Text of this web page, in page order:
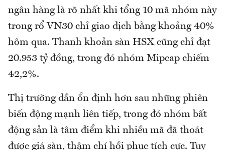
ngân hàng là rõ nhất khi tổng 10 mã nhóm này
trong rổ VN30 chỉ giao dịch bằng khoảng 40%
hôm qua. Thanh khoản sàn HSX cũng chỉ đạt
20.953 tỷ đồng, trong đó nhóm Mipcap chiếm
42,2%.
Thị trường dần ổn định hơn sau những phiên
biến động mạnh liên tiếp, trong đó nhóm bất
động sản là tâm điểm khi nhiều mã đã thoát
được giá sàn, thậm chí hồi phục tích cực. Tuy